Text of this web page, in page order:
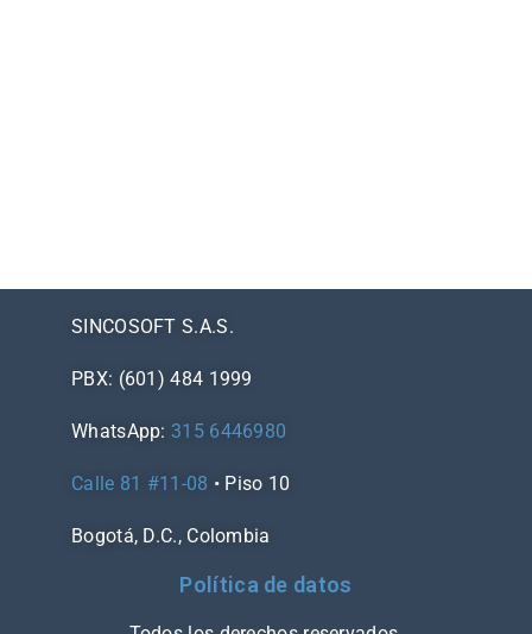
SINCOSOFT S.A.S.
PBX: (601) 484 1999
WhatsApp: 315 6446980
Calle 81 #11-08 • Piso 10
Bogotá, D.C., Colombia
Política de datos